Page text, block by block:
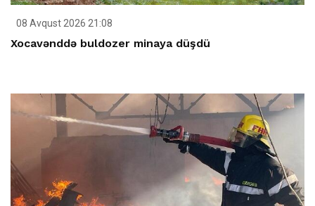
08 Avqust 2026 21:08
Xocavənddə buldozer minaya düşdü